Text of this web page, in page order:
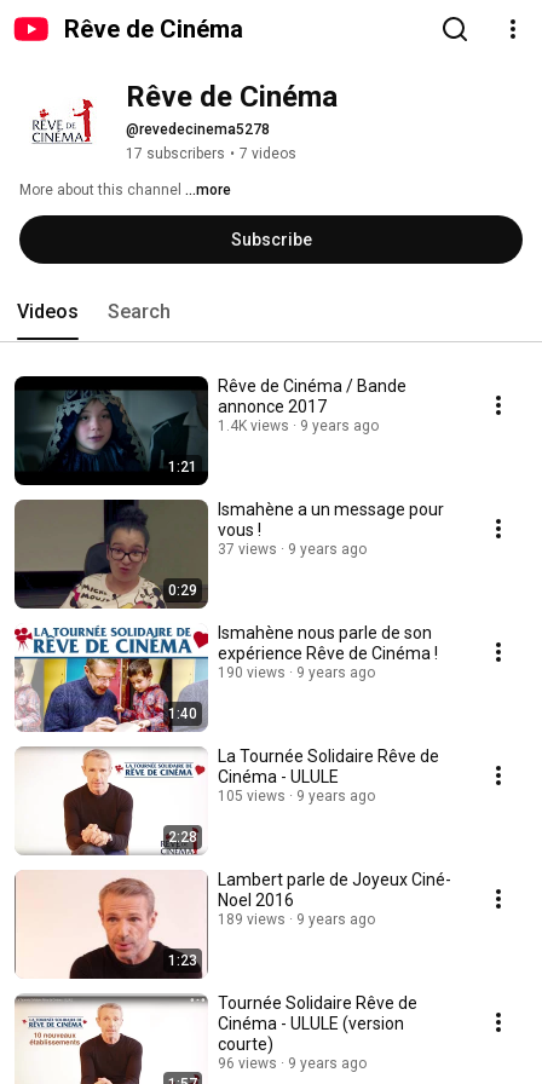
Rêve de Cinéma
Rêve de Cinéma
@revedecinema5278
17 subscribers • 7 videos
More about this channel ...more
Subscribe
Videos Search
1:21
Rêve de Cinéma / Bande
annonce 2017
1.4K views 9 years ago
0:29
Ismahène a un message pour
vous !
37 views 9 years ago
1:40
Ismahène nous parle de son
expérience Rêve de Cinéma !
190 views 9 years ago
2:28
La Tournée Solidaire Rêve de
Cinéma - ULULE
105 views 9 years ago
1:23
Lambert parle de Joyeux Ciné-
Noel 2016
189 views 9 years ago
Tournée Solidaire Rêve de
Cinéma - ULULE (version
courte)
96 views 9 years ago